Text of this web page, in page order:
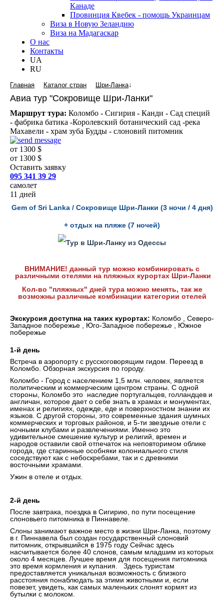
Канаде
Провинция Квебек - помощь Украинцам
Виза в Новую Зеландию
Виза на Мадагаскар
О нас
Контакты
UA
RU
Главная Каталог стран Шри-Ланка↓
Авиа тур "Сокровище Шри-Ланки"
Маршрут тура: Коломбо - Сигирия - Канди - Сад специй
- фабрика батика -Королевский ботанический сад -река
Махавели - храм зуба Будды - слоновий питомник
от 1300 $
от 1300 $
Оставить заявку
095 341 39 29
самолет
11 дней
Gem of Sri Lanka / Сокровище Шри-Ланки (3 ночи / 4 дня)
+ отдых на пляже (7 ночей)
ВНИМАНИЕ! данный тур можно комбинировать с
различными отелями на пляжных курортах Шри-Ланки
Кол-во "пляжных" дней тура можно менять, так же
возможны различные комбинации категории отелей
Экскурсия доступна на таких курортах: Коломбо , Северо-
Западное побережье , Юго-Западное побережье , Южное
побережье
1-й день
Встреча в аэропорту с русскоговорящим гидом. Переезд в
Коломбо. Обзорная экскурсия по городу.
Коломбо - Город с населением 1,5 млн. человек, является
политическим и коммерческим центром страны. С одной
стороны, Коломбо это наследие португальцев, голландцев и
англичан, которое дает о себе знать в храмах и монументах,
именах и религиях, одежде, еде и поверхностном знании их
языков. С другой стороны, это современные здания шумных
коммерческих и торговых районов, и 5-ти звездные отели с
ночными клубами и развлечениями. Именно это
удивительное смешение культур и религий, времен и
народов оставили свой отпечаток на неповторимом облике
города, где старинные особняки колониального стиля
соседствуют как с небоскребами, так и с древними
восточными храмами.
Ужин в отеле и отдых.
2-й день
После завтрака, поездка в Сигирию, по пути посещение
слоновьего питомника в Пиннавеле.
Слоны занимают важное место в жизни Шри-Ланка, поэтому
в г. Пиннавела был создан государственный слоновий
питомник, открывшийся в 1975 году Сейчас здесь
насчитывается более 40 слонов, самым младшим из которых
около 4 месяцев. Лучшее время для посещения питомника
это время кормления и купания. Здесь туристам
предоставляется уникальная возможность с близкого
расстояния понаблюдать за этими животными и, если
повезет, увидеть, как самых маленьких слонят кормят из
бутылки с молоком.